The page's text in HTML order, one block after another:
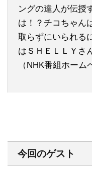
ングの達人が伝授
は！？チコちゃん
取らずにいられる
はＳＨＥＬＬＹさ
（NHK番組ホーム
今回のゲスト